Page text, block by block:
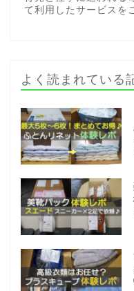
て利用したサービスを
よく読まれている